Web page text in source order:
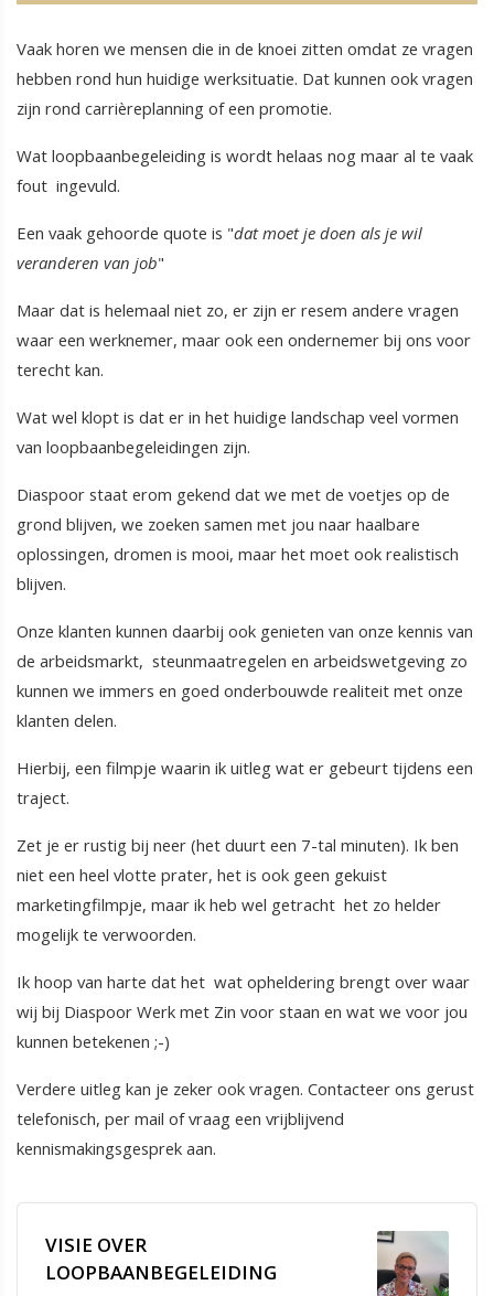
Vaak horen we mensen die in de knoei zitten omdat ze vragen
hebben rond hun huidige werksituatie. Dat kunnen ook vragen
zijn rond carrièreplanning of een promotie.
Wat loopbaanbegeleiding is wordt helaas nog maar al te vaak
fout ingevuld.
Een vaak gehoorde quote is "dat moet je doen als je wil
veranderen van job"
Maar dat is helemaal niet zo, er zijn er resem andere vragen
waar een werknemer, maar ook een ondernemer bij ons voor
terecht kan.
Wat wel klopt is dat er in het huidige landschap veel vormen
van loopbaanbegeleidingen zijn.
Diaspoor staat erom gekend dat we met de voetjes op de
grond blijven, we zoeken samen met jou naar haalbare
oplossingen, dromen is mooi, maar het moet ook realistisch
blijven.
Onze klanten kunnen daarbij ook genieten van onze kennis van
de arbeidsmarkt, steunmaatregelen en arbeidswetgeving zo
kunnen we immers en goed onderbouwde realiteit met onze
klanten delen.
Hierbij, een filmpje waarin ik uitleg wat er gebeurt tijdens een
traject.
Zet je er rustig bij neer (het duurt een 7-tal minuten). Ik ben
niet een heel vlotte prater, het is ook geen gekuist
marketingfilmpje, maar ik heb wel getracht het zo helder
mogelijk te verwoorden.
Ik hoop van harte dat het wat opheldering brengt over waar
wij bij Diaspoor Werk met Zin voor staan en wat we voor jou
kunnen betekenen ;-)
Verdere uitleg kan je zeker ook vragen. Contacteer ons gerust
telefonisch, per mail of vraag een vrijblijvend
kennismakingsgesprek aan.
VISIE OVER
LOOPBAANBEGELEIDING